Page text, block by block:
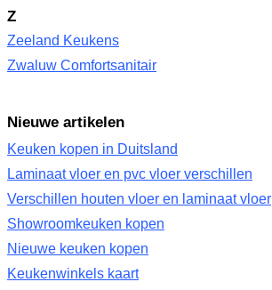
Z
Zeeland Keukens
Zwaluw Comfortsanitair
Nieuwe artikelen
Keuken kopen in Duitsland
Laminaat vloer en pvc vloer verschillen
Verschillen houten vloer en laminaat vloer
Showroomkeuken kopen
Nieuwe keuken kopen
Keukenwinkels kaart